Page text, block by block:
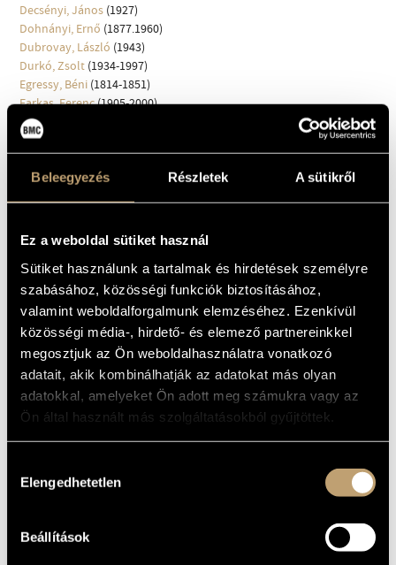
Beleegyezés Részletek A sütikről
Ez a weboldal sütiket használ
Sütiket használunk a tartalmak és hirdetések személyre
szabásához, közösségi funkciók biztosításához,
valamint weboldalforgalmunk elemzéséhez. Ezenkívül
közösségi média-, hirdető- és elemező partnereinkkel
megosztjuk az Ön weboldalhasználatra vonatkozó
adatait, akik kombinálhatják az adatokat más olyan
adatokkal, amelyeket Ön adott meg számukra vagy az
Ön által használt más szolgáltatásokból gyűjtöttek.
kiválasztása
Elengedhetetlen
Beállítások
Decsényi, János (1927)
Dohnányi, Ernő (1877.1960)
Dubrovay, László (1943)
Durkó, Zsolt (1934-1997)
Egressy, Béni (1814-1851)
Farkas, Ferenc(1905-2000)
Fusz, János
Gárdonyi, Zoltán
Horusitzky, Zoltán(1903-1985)
Hubay, Jenő(1858-1937)
Járdányi, Pál(1920-1966)
Kadosa, Pál(1903-1983)
Kocsár, Miklós(1933-2019)
Kósa, György(1897-1984)
Kurtág, György
(1926)
Lavotta, János
(1764-1820)
Lendvay, Kamilló (1928)
Maros, Rudolf(1917-1982)
Mihalovich, Ödön(1842-1929)
Mosonyi, Mihály(1815-1870)
Pongrácz, Zoltán
Ránki, György(1907-1992)
Soproni, József